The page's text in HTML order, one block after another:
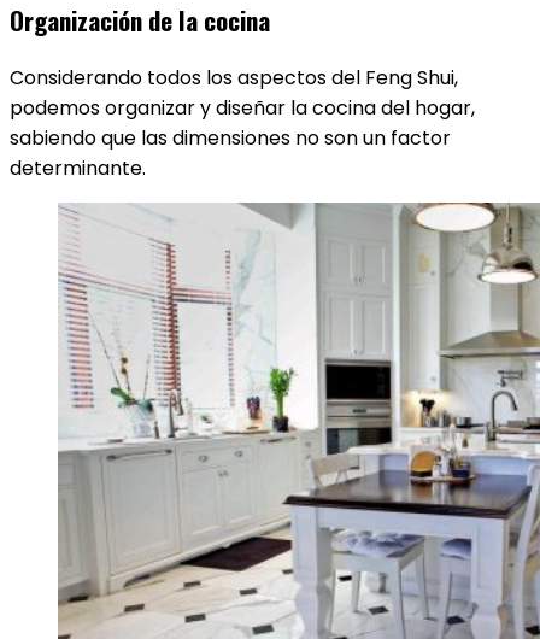
Organización de la cocina
Considerando todos los aspectos del Feng Shui,
podemos organizar y diseñar la cocina del hogar,
sabiendo que las dimensiones no son un factor
determinante.